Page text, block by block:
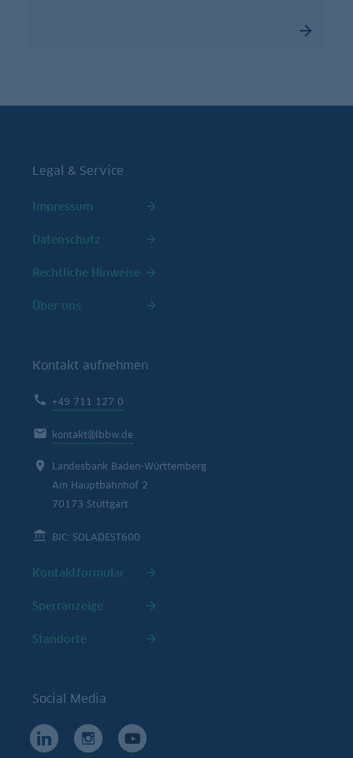
Legal & Service
Impressum
Datenschutz
Rechtliche Hinweise
Über uns
Kontakt aufnehmen
+49 711 127 0
kontakt@lbbw.de
Landesbank Baden-Württemberg
Am Hauptbahnhof 2
70173 Stuttgart
BIC: SOLADEST600
Kontaktformular
Sperranzeige
Standorte
Social Media